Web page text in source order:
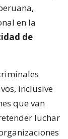
en la
de
inclusive
que van
luchar